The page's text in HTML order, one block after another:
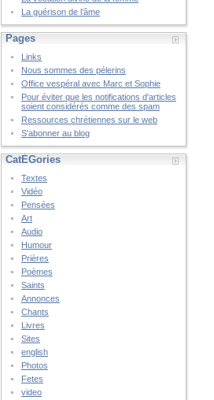
La guérison de l’âme
Pages
Links
Nous sommes des pélerins
Office vespéral avec Marc et Sophie
Pour éviter que les notifications d'articles
soient considérés comme des spam
Ressources chrétiennes sur le web
S'abonner au blog
CatÉGories
Textes
Vidéo
Pensées
Art
Audio
Humour
Prières
Poèmes
Saints
Annonces
Chants
Livres
Sites
english
Photos
Fetes
video